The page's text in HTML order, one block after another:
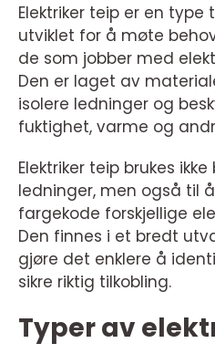
Elektriker teip er en type
utviklet for å møte
de som jobber med
Den er laget av
isolere ledninger og
fuktighet, varme og
Elektriker teip brukes
ledninger, men også til
fargekode forskjellige
Den finnes i et bredt
gjøre det enklere å
sikre riktig tilkobling.
Typer av